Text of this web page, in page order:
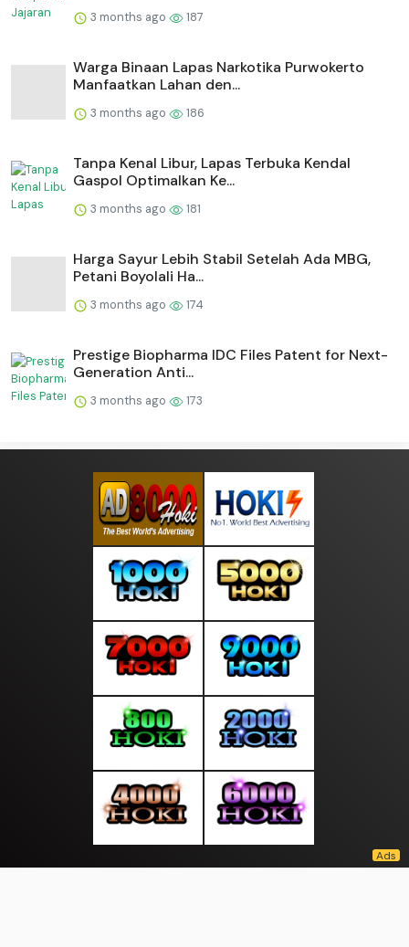
3 months ago 187
Warga Binaan Lapas Narkotika Purwokerto
Manfaatkan Lahan den...
3 months ago 186
Tanpa Kenal Libur, Lapas Terbuka Kendal
Gaspol Optimalkan Ke...
3 months ago 181
Harga Sayur Lebih Stabil Setelah Ada MBG,
Petani Boyolali Ha...
3 months ago 174
Prestige Biopharma IDC Files Patent for Next-
Generation Anti...
3 months ago 173